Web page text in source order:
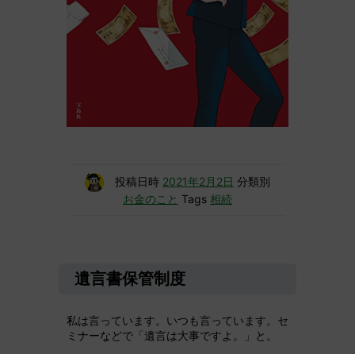
投稿日時 2021年2月2日 分類別
お金のこと Tags 相続
遺言書保管制度
私は言っています。いつも言っています。セ
ミナーなどで「遺言は大事ですよ。」と。